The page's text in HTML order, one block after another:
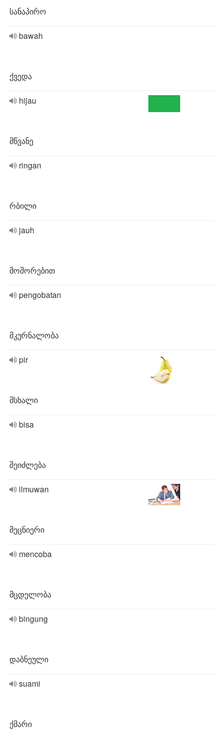
სანაპირო
bawah
ქვედა
hijau
მწვანე
ringan
რბილი
jauh
მოშორებით
pengobatan
მკურნალობა
pir
მსხალი
bisa
შეიძლება
ilmuwan
მეცნიერი
mencoba
მცდელობა
bingung
დაბნეული
suami
ქმარი